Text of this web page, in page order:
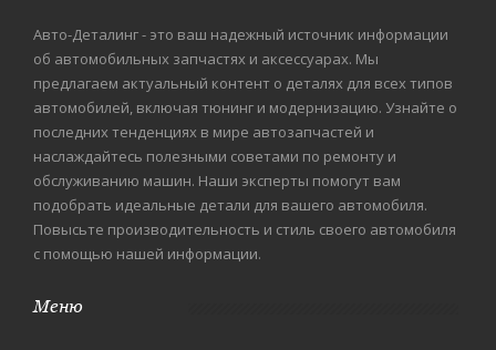
Авто-Деталинг - это ваш надежный источник информации
об автомобильных запчастях и аксессуарах. Мы
предлагаем актуальный контент о деталях для всех типов
автомобилей, включая тюнинг и модернизацию. Узнайте о
последних тенденциях в мире автозапчастей и
наслаждайтесь полезными советами по ремонту и
обслуживанию машин. Наши эксперты помогут вам
подобрать идеальные детали для вашего автомобиля.
Повысьте производительность и стиль своего автомобиля
с помощью нашей информации.
Меню